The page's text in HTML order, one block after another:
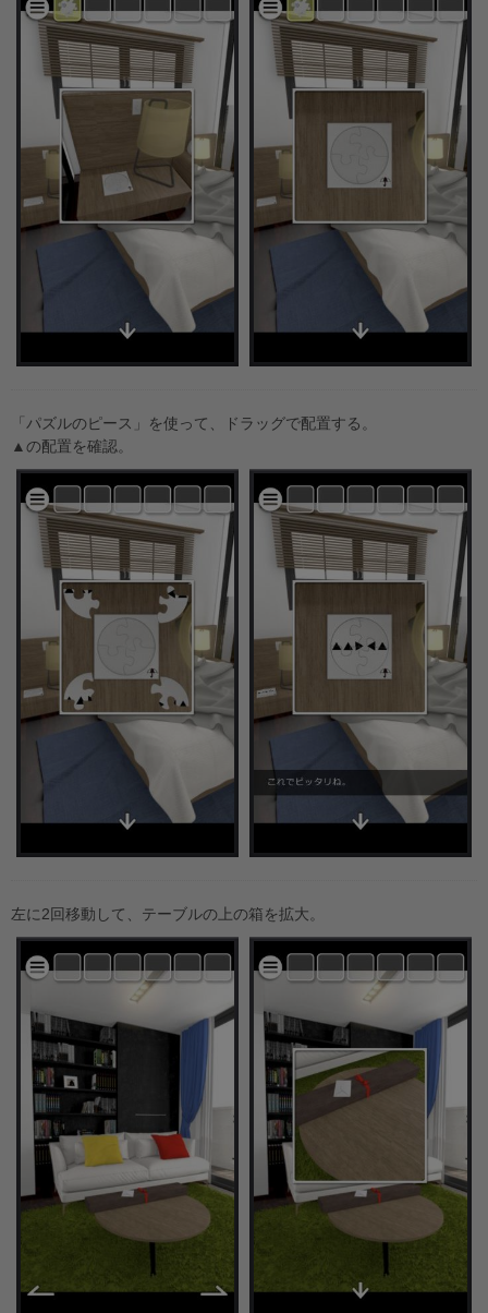
「パズルのピース」を使って、ドラッグで配置する。
▲の配置を確認。
左に2回移動して、テーブルの上の箱を拡大。